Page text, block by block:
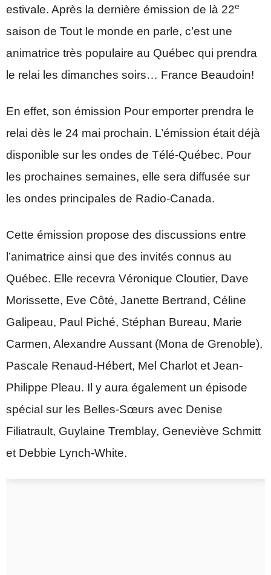
estivale. Après la dernière émission de là 22e
saison de Tout le monde en parle, c’est une
animatrice très populaire au Québec qui prendra
le relai les dimanches soirs… France Beaudoin!
En effet, son émission Pour emporter prendra le
relai dès le 24 mai prochain. L’émission était déjà
disponible sur les ondes de Télé-Québec. Pour
les prochaines semaines, elle sera diffusée sur
les ondes principales de Radio-Canada.
Cette émission propose des discussions entre
l’animatrice ainsi que des invités connus au
Québec. Elle recevra Véronique Cloutier, Dave
Morissette, Eve Côté, Janette Bertrand, Céline
Galipeau, Paul Piché, Stéphan Bureau, Marie
Carmen, Alexandre Aussant (Mona de Grenoble),
Pascale Renaud-Hébert, Mel Charlot et Jean-
Philippe Pleau. Il y aura également un épisode
spécial sur les Belles-Sœurs avec Denise
Filiatrault, Guylaine Tremblay, Geneviève Schmitt
et Debbie Lynch-White.